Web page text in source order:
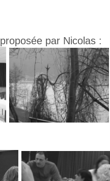
proposée par Nicolas :